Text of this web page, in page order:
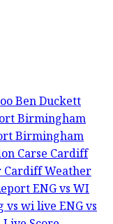
Ben Duckett
Birmingham
Birmingham
CarseCardiff
Cardiff Weather
ENG vs WI
vs wi liveENG vs